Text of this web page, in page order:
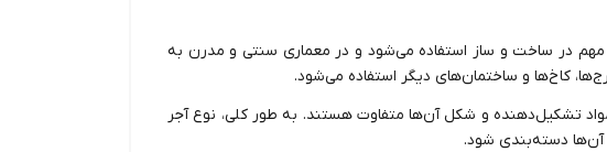
مهم در ساخت و ساز استفاده می‌شود و در معماری سنتی و مدرن به
کاخ‌ها و ساختمان‌های دیگر استفاده می‌شود.
تشکیل‌دهنده و شکل آن‌ها متفاوت هستند. به طور کلی، نوع آجر
دسته‌بندی شود.